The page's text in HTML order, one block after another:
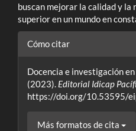
buscan mejorar la calidad y la
superior en un mundo en
Detalles
artículo
Cómo citar
Docencia e investigación
(2023). Editorial Idicap
https://doi.org/10.53595/
Más formatos de cita